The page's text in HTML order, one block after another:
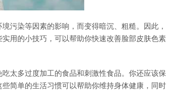
污染等因素的影响，而变得暗沉、粗糙。因此，
用的小技巧，可以帮助你快速改善脸部皮肤色素
太多过度加工的食品和刺激性食品。你还应该保
简单的生活习惯可以帮助你维持身体健康，同时